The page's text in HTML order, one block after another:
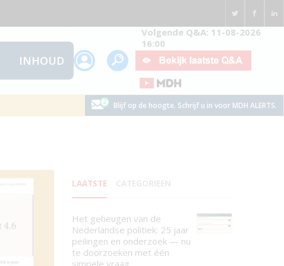
INHOUD
Volgende Q&A: 11-08-2026
16:00
Blijf op de hoogte. Schrijf u in voor MDH ALERTS.
LAATSTE
Het geheugen van de
Nederlandse politiek: 25 jaar
peilingen en onderzoek — nu
te doorzoeken met één
simpele vraag